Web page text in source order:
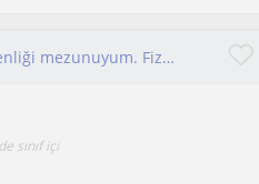
Merhaba ben Buse Ecem Uslu. ODTÜ Fizik Öğretmenliği mezunuyum. Fiziği kolay ve anlaşılır hale getirmeyi hedefliyorum.
sınıf içi